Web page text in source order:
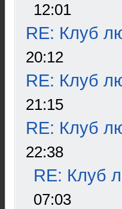
12:01
RE: Клуб
20:12
RE: Клуб
21:15
RE: Клуб
22:38
RE: Клуб
07:03